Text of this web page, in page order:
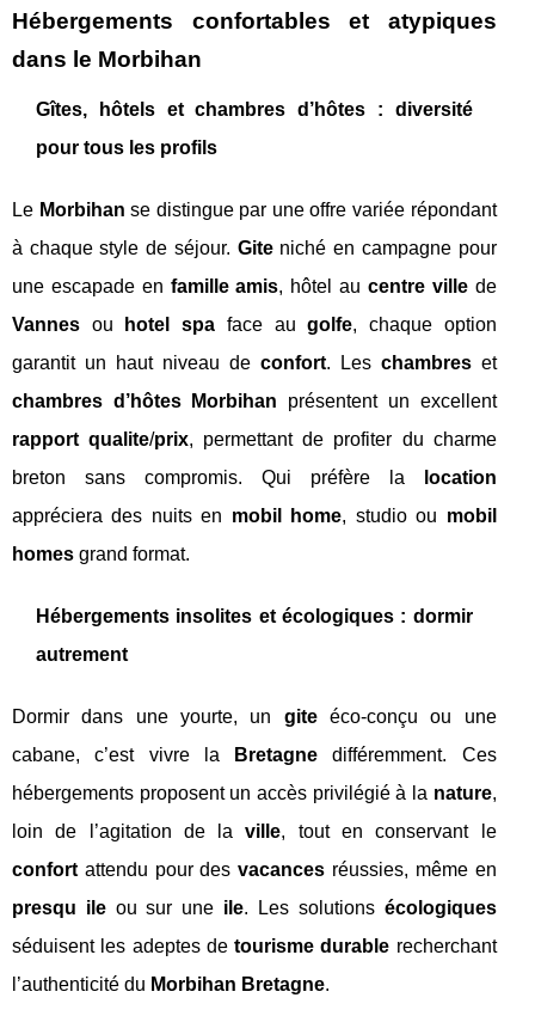
Hébergements confortables et atypiques
dans le Morbihan
Gîtes, hôtels et chambres d’hôtes : diversité
pour tous les profils
Le Morbihan se distingue par une offre variée répondant
à chaque style de séjour. Giteniché en campagne pour
une escapade en famille amis, hôtel au centre villede
Vannes ou hotel spa face augolfe, chaque option
garantit un haut niveau de confort. Les chambreset
chambres d’hôtes Morbihan présentent un excellent
rapport qualite/prix, permettant de profiter du charme
breton sans compromis. Qui préfère la
location
appréciera des nuits en mobil home, studio ou mobil
homes grand format.
Hébergements insolites et écologiques : dormir
autrement
Dormir dans une yourte, un giteéco-conçu ou une
cabane, c’est vivre la
Bretagne différemment. Ces
hébergements proposent un accès privilégié à la nature,
loin de l’agitation de laville, tout en conservant le
confort attendu pour desvacances réussies, même en
presqu ileou sur une ile. Les solutions écologiques
séduisent les adeptes detourisme durable recherchant
l’authenticité du Morbihan Bretagne.